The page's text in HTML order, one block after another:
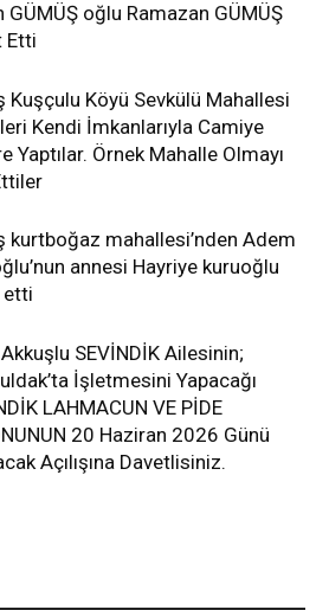
GÜMÜŞ oğlu Ramazan GÜMÜŞ
Etti
Kuşçulu Köyü Sevkülü Mahallesi
Kendi İmkanlarıyla Camiye
Yaptılar. Örnek Mahalle Olmayı
kurtboğaz mahallesi’nden Adem
annesi Hayriye kuruoğlu
SEVİNDİK Ailesinin;
İşletmesini Yapacağı
LAHMACUN VE PİDE
20 Haziran 2026 Günü
Açılışına Davetlisiniz.